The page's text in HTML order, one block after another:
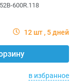
600R.118
12 шт 5 дней
в избранное